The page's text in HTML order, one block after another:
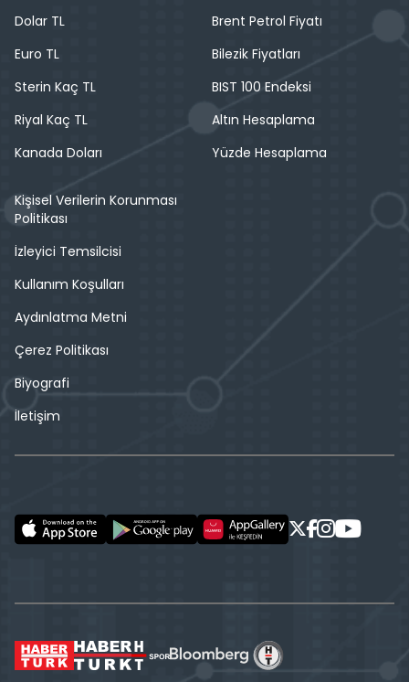
Dolar TL
Euro TL
Sterin Kaç TL
Riyal Kaç TL
Kanada Doları
Brent Petrol Fiyatı
Bilezik Fiyatları
BIST 100 Endeksi
Altın Hesaplama
Yüzde Hesaplama
Kişisel Verilerin Korunması
Politikası
İzleyici Temsilcisi
Kullanım Koşulları
Aydınlatma Metni
Çerez Politikası
Biyografi
İletişim